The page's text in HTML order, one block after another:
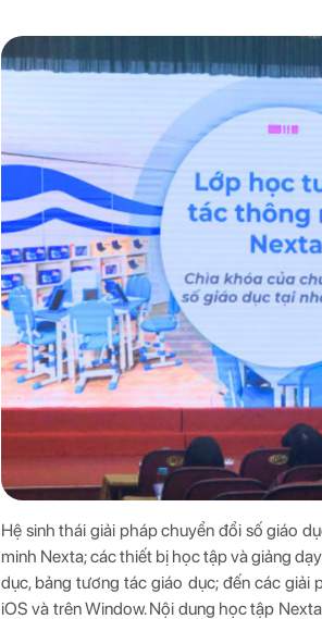
Hệ sinh thái giải pháp chuyển đổi số giáo
minh Nexta; các thiết bị học tập và giảng
dục, bảng tương tác giáo dục; đến các
iOS và trên Window. Nội dung học tập